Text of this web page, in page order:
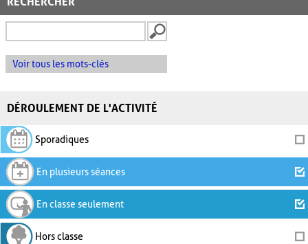
Voir tous les mots-clés
DÉROULEMENT DE L'ACTIVITÉ
Sporadiques
En plusieurs séances
En classe seulement
Hors classe